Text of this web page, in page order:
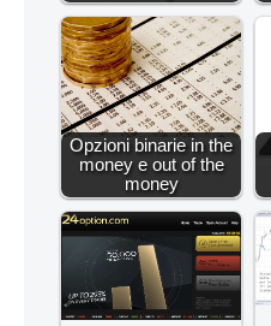
Opzioni binarie in the
money e out of the
money